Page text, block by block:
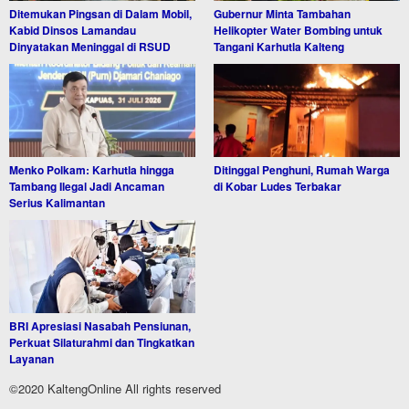
Ditemukan Pingsan di Dalam Mobil,
Kabid Dinsos Lamandau
Dinyatakan Meninggal di RSUD
Gubernur Minta Tambahan
Helikopter Water Bombing untuk
Tangani Karhutla Kalteng
Menko Polkam: Karhutla hingga
Tambang Ilegal Jadi Ancaman
Serius Kalimantan
Ditinggal Penghuni, Rumah Warga
di Kobar Ludes Terbakar
BRI Apresiasi Nasabah Pensiunan,
Perkuat Silaturahmi dan Tingkatkan
Layanan
©2020 KaltengOnline All rights reserved